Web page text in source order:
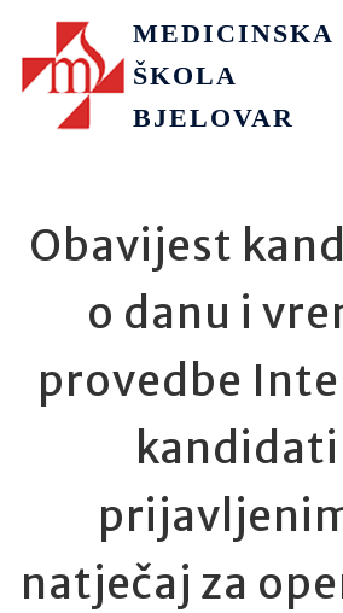
MEDICINSKA
ŠKOLA
BJELOVAR
Obavijest
o danu i
provedbe
natječaj za